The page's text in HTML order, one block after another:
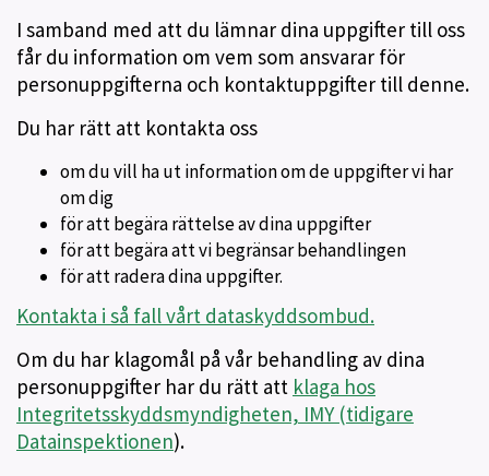
I samband med att du lämnar dina uppgifter till oss
får du information om vem som ansvarar för
personuppgifterna och kontaktuppgifter till denne.
Du har rätt att kontakta oss
om du vill ha ut information om de uppgifter vi har
om dig
för att begära rättelse av dina uppgifter
för att begära att vi begränsar behandlingen
för att radera dina uppgifter.
Kontakta i så fall vårt dataskyddsombud.
Om du har klagomål på vår behandling av dina
personuppgifter har du rätt att klaga hos
Integritetsskyddsmyndigheten, IMY (tidigare
Datainspektionen).